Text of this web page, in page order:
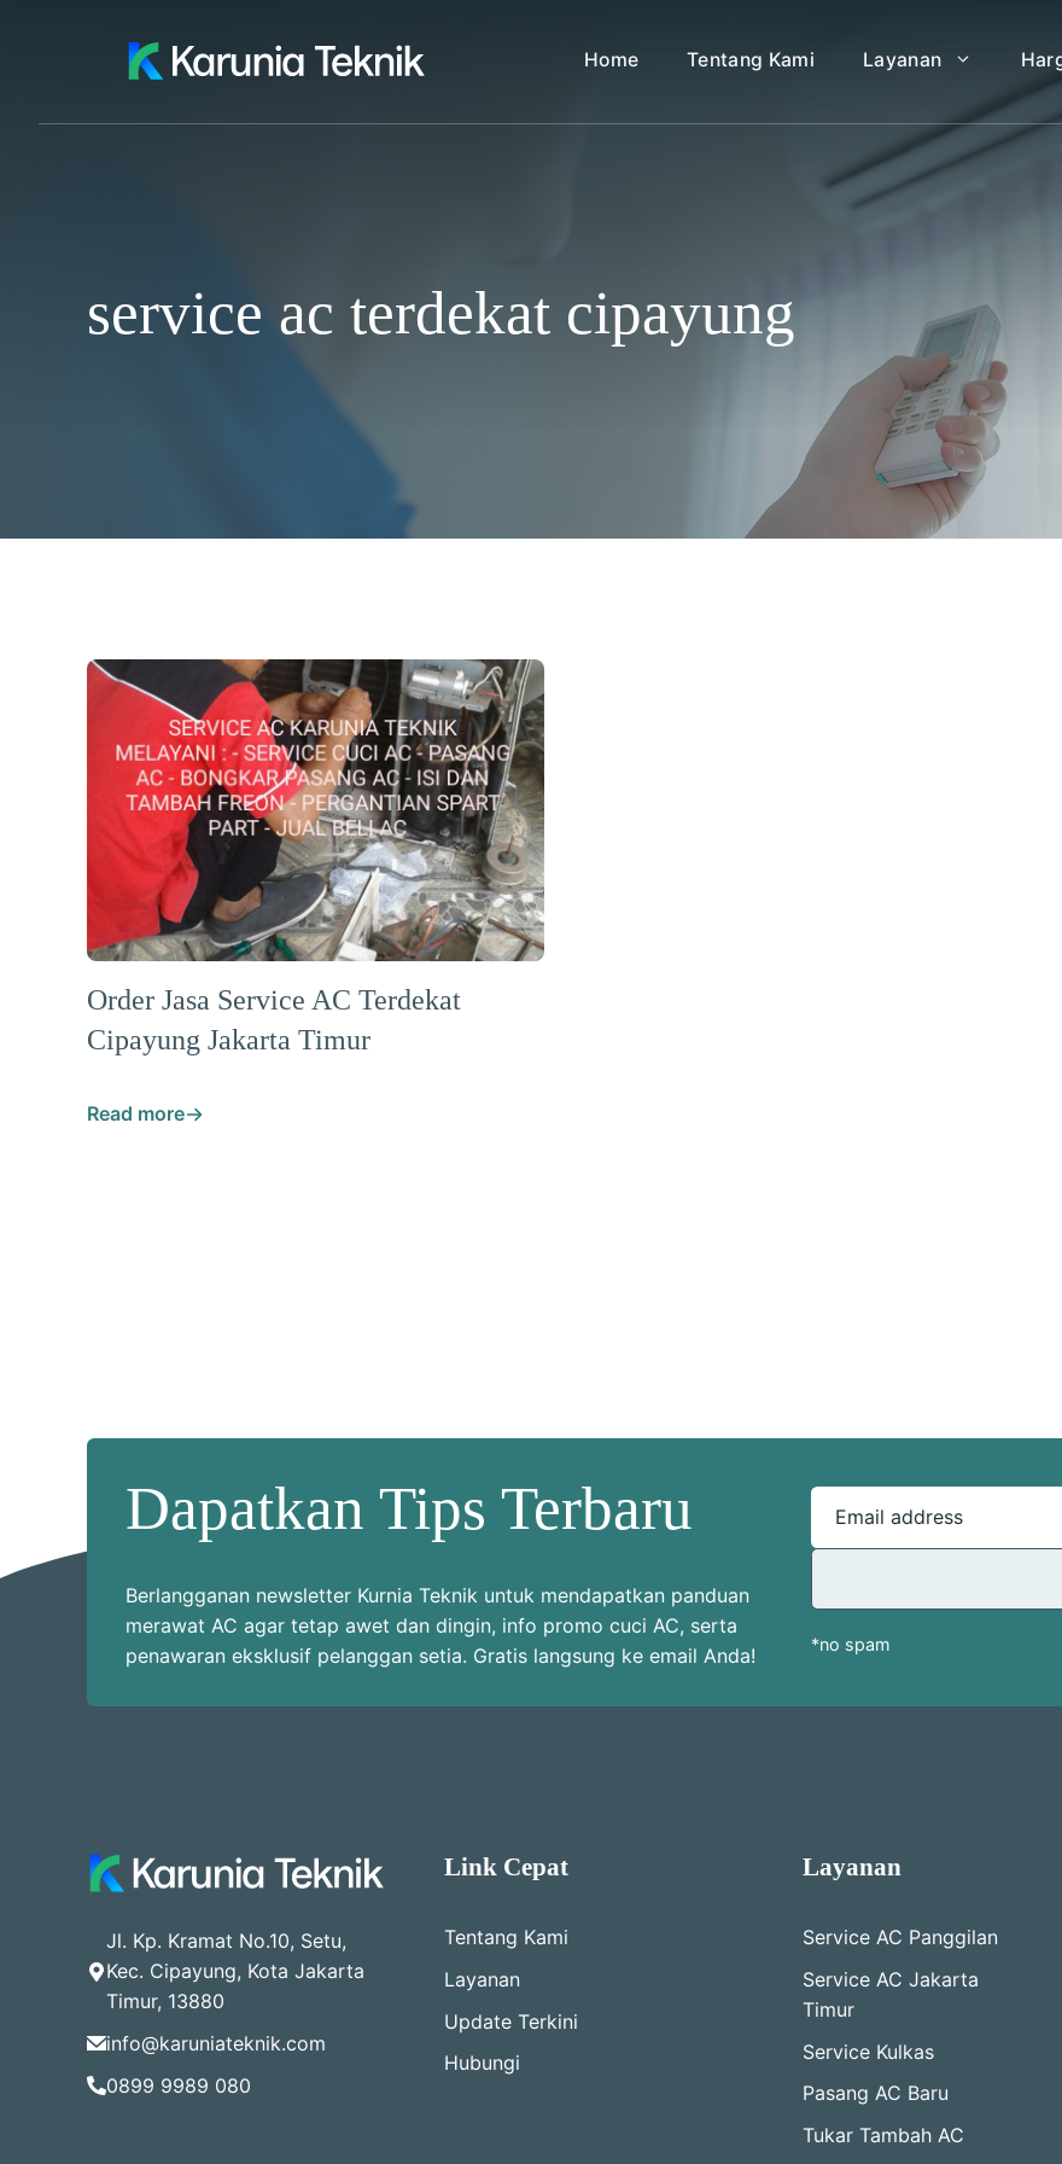
Home Tentang Kami Layanan
service ac terdekat cipayung
Order Jasa Service AC Terdekat
Cipayung Jakarta Timur
Read more
Dapatkan Tips Terbaru
Berlangganan newsletter Kurnia Teknik untuk mendapatkan panduan
merawat AC agar tetap awet dan dingin, info promo cuci AC, serta
penawaran eksklusif pelanggan setia. Gratis langsung ke email Anda!
Email address
*no spam
Jl. Kp. Kramat No.10, Setu,
Kec. Cipayung, Kota Jakarta
Timur, 13880
info@karuniateknik.com
0899 9989 080
Link Cepat
Tentang Kami
Layanan
Update Terkini
Hubungi
Layanan
Service AC Panggilan
Service AC Jakarta
Timur
Service Kulkas
Pasang AC Baru
Tukar Tambah AC